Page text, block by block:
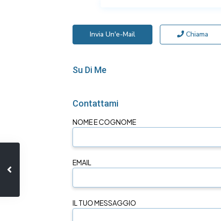
Invia Un'e-Mail Chiama
Su Di Me
Contattami
NOME E COGNOME
EMAIL
IL TUO MESSAGGIO